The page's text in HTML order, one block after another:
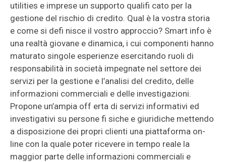
utilities e imprese un supporto qualifi cato per la
gestione del rischio di credito. Qual è la vostra storia
e come si defi nisce il vostro approccio? Smart info è
una realtà giovane e dinamica, i cui componenti hanno
maturato singole esperienze esercitando ruoli di
responsabilità in società impegnate nel settore dei
servizi per la gestione e l’analisi del credito, delle
informazioni commerciali e delle investigazioni.
Propone un’ampia off erta di servizi informativi ed
investigativi su persone fi siche e giuridiche mettendo
a disposizione dei propri clienti una piattaforma on-
line con la quale poter ricevere in tempo reale la
maggior parte delle informazioni commerciali e